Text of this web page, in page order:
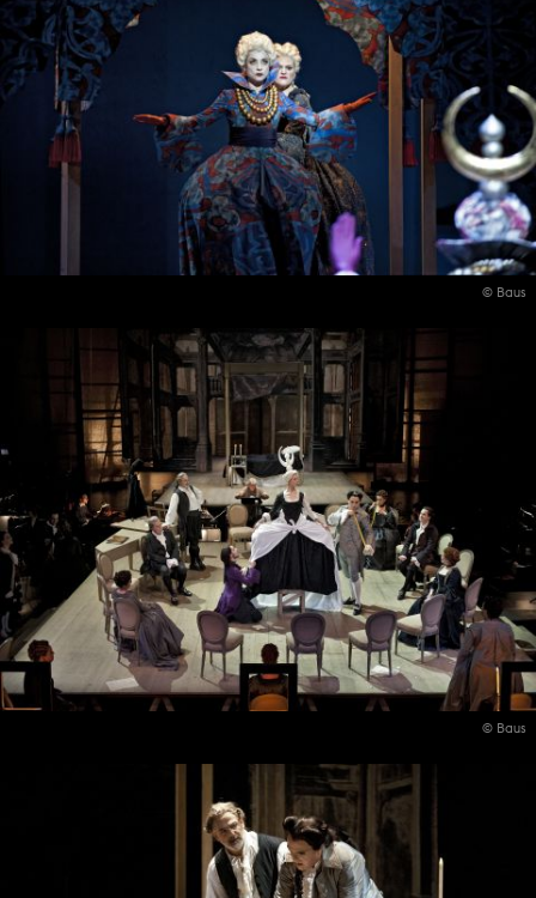
© Baus
© Baus